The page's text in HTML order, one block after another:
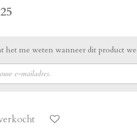
het me weten wanneer dit product